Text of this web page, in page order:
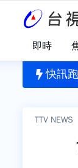
即時
快訊
人就有1人需
TTV NEWS